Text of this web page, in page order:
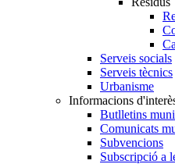
Serveis socials
Serveis tècnics
Urbanisme
Informacions
Butlletins
Comunicats
Subvencions
Subscripció a